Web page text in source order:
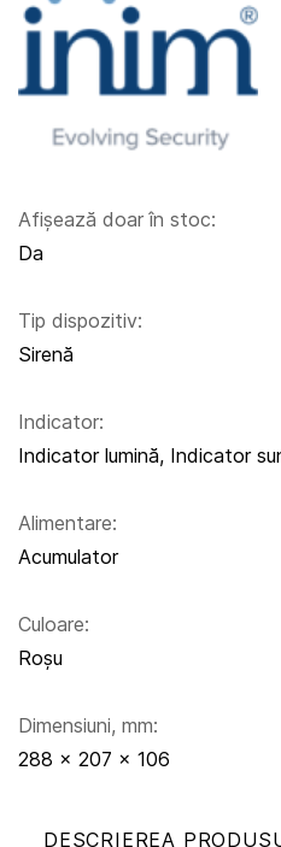
Afișează doar în stoc:
Da
Tip dispozitiv:
Sirenă
Indicator:
Indicator lumină, Indicator
Alimentare:
Acumulator
Culoare:
Roșu
Dimensiuni, mm:
288 x 207 x 106
DESCRIEREA